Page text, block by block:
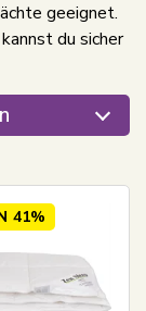
geeignet.
du sicher
41%